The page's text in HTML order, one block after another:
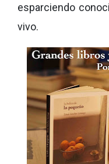
esparciendo
vivo.